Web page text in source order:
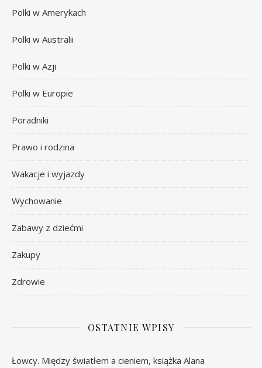
Polki w Amerykach
Polki w Australii
Polki w Azji
Polki w Europie
Poradniki
Prawo i rodzina
Wakacje i wyjazdy
Wychowanie
Zabawy z dziećmi
Zakupy
Zdrowie
OSTATNIE WPISY
Łowcy. Między światłem a cieniem, książka Alana